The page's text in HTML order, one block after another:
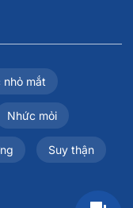
dụng.
nhỏ mắt
Nhức mỏi
Suy thận